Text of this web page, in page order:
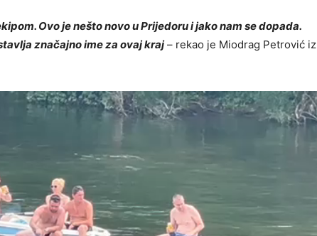
Ovo je nešto novo u Prijedoru i jako nam se dopada.
značajno ime za ovaj kraj– rekao je Miodrag Petrović iz